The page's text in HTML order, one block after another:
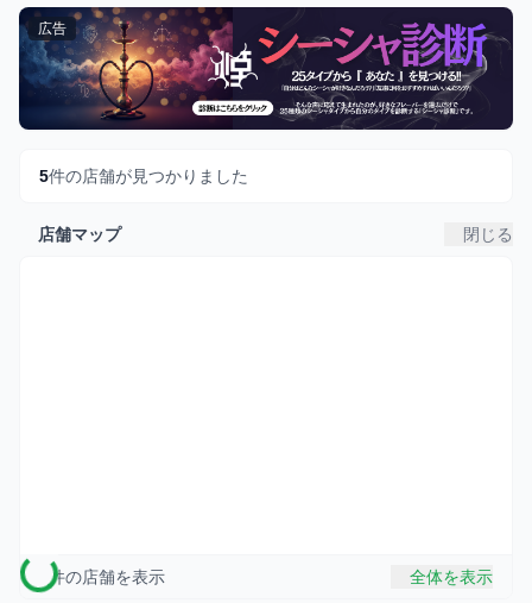
広告
5件の店舗が見つかりました
店舗マップ 閉じる
件の店舗を表示 全体を表示